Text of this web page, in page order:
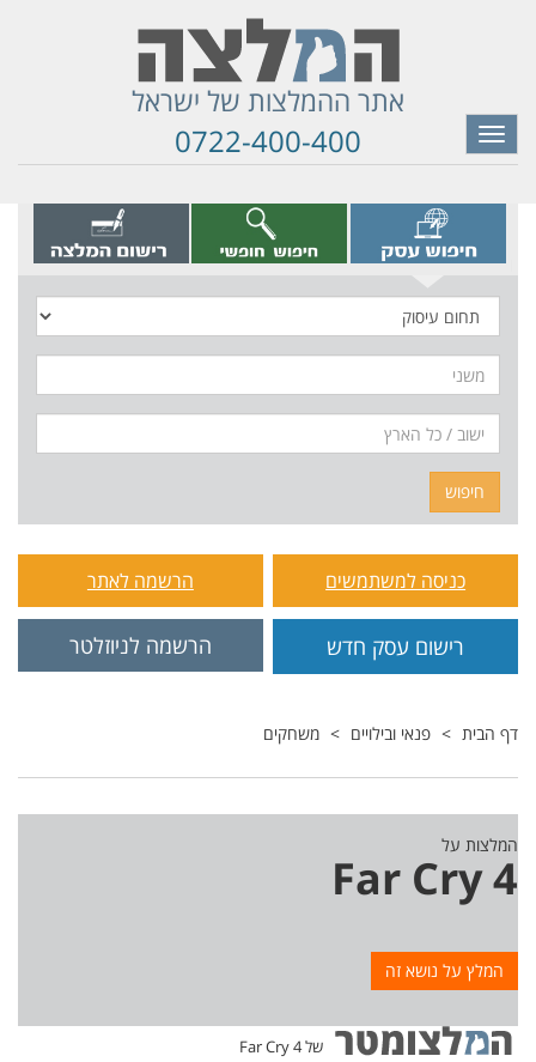
אתר ההמלצות של ישראל
0722-400-400
Toggle
navigation
עיסוק
חיפוש
כניסה למשתמשים הרשמה לאתר
רישום עסק חדש הרשמה לניוזלטר
דף הבית פנאי ובילויים משחקים
המלצות על
Far Cry 4
המלץ על נושא זה
של Far Cry 4